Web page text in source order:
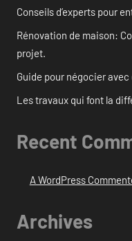
Conseils d’experts pour
Rénovation de maison:
projet.
Guide pour négocier
Les travaux qui font la
Recent
A WordPress
Archives